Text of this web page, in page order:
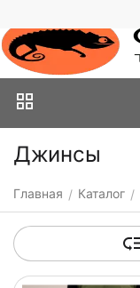
Джинсы
Главная / Каталог /